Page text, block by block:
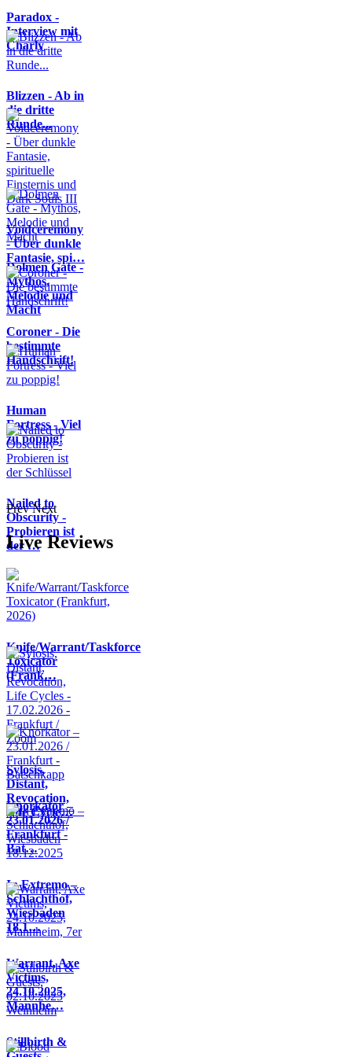
Paradox -
Interview mit
Charly
Blizzen - Ab in
die dritte
Runde...
Voidceremony
- Über dunkle
Fantasie, spi…
Dolmen Gate -
Mythos,
Melodie und
Macht
Coroner - Die
bestimmte
Handschrift!
Human
Fortress - Viel
zu poppig!
Nailed to
Obscurity -
Probieren ist
der …
Prev Next
Live Reviews
Knife/Warrant/Taskforce
Toxicator
(Frank…
Sylosis,
Distant,
Revocation,
Life Cycle…
Knorkator –
23.01.2026 /
Frankfurt -
Bat…
In Extremo –
Schlachthof,
Wiesbaden
18.1…
Warrant, Axe
Victims,
24.10.2025,
Mannhe…
Stillbirth &